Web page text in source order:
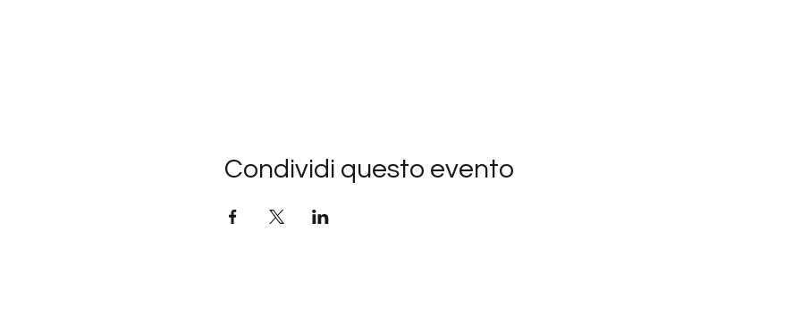
Condividi questo evento